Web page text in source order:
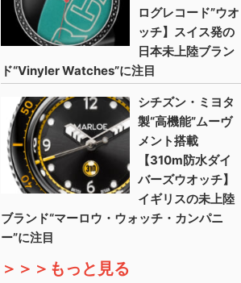
ログレコード”ウオ
ッチ】スイス発の
日本未上陸ブラン
ド“Vinyler Watches”に注目
シチズン・ミヨタ
製“高機能”ムーヴ
メント搭載
【310m防水ダイ
バーズウオッチ】
イギリスの未上陸
ブランド“マーロウ・ウォッチ・カンパニ
ー”に注目
＞＞＞もっと見る